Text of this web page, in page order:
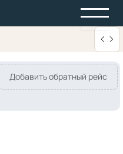
Добавить обратный рейс